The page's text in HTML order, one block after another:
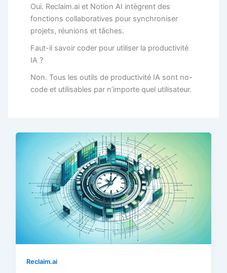
Oui. Reclaim.ai et Notion AI intègrent des
fonctions collaboratives pour synchroniser
projets, réunions et tâches.
Faut-il savoir coder pour utiliser la productivité
IA ?
Non. Tous les outils de productivité IA sont no-
code et utilisables par n’importe quel utilisateur.
Reclaim.ai